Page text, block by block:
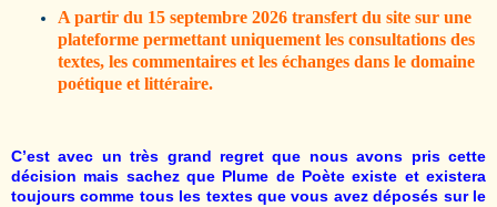
A partir du 15 septembre 2026 transfert du site sur une
plateforme permettant uniquement les consultations des
textes, les commentaires et les échanges dans le domaine
poétique et littéraire.
C’est avec un très grand regret que nous avons pris cette
décision mais sachez que Plume de Poète existe et existera
toujours comme tous les textes que vous avez déposés sur le